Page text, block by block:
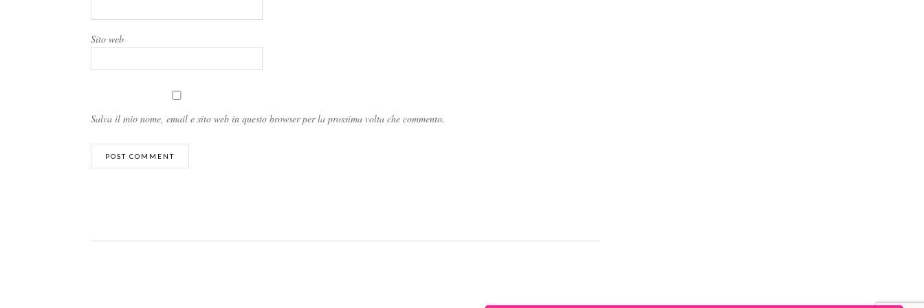
Sito web
Salva il mio nome, email e sito web in questo browser per la prossima volta che commento.